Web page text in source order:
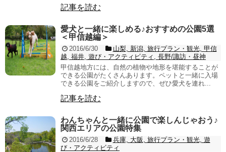
記事を読む
愛犬と一緒に楽しめる♪おすすめの公園5選
＜甲信越編＞
2016/6/30
山梨, 新潟, 旅行プラン・観光, 甲信
越, 福井, 遊び・アクティビティ, 長野/諏訪・昼神
甲信越地方には、自然の植物や地形を堪能することが
できる公園がたくさんあります。ペットと一緒に入場
できる公園をご紹介しますので、ぜひ愛犬を連れ...
記事を読む
わんちゃんと一緒に公園で楽しんじゃおう♪
関西エリアの公園特集
2016/6/28
兵庫, 大阪, 旅行プラン・観光, 遊
び・アクティビティ